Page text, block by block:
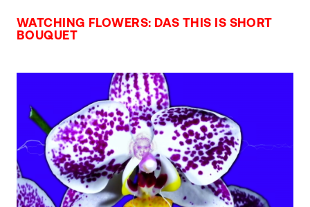
WATCHING FLOWERS: DAS THIS IS SHORT
BOUQUET